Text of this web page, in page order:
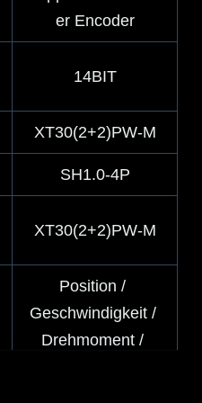
er Encoder
14BIT
XT30(2+2)PW-M
SH1.0-4P
XT30(2+2)PW-M
Position /
Geschwindigkeit /
Drehmoment /